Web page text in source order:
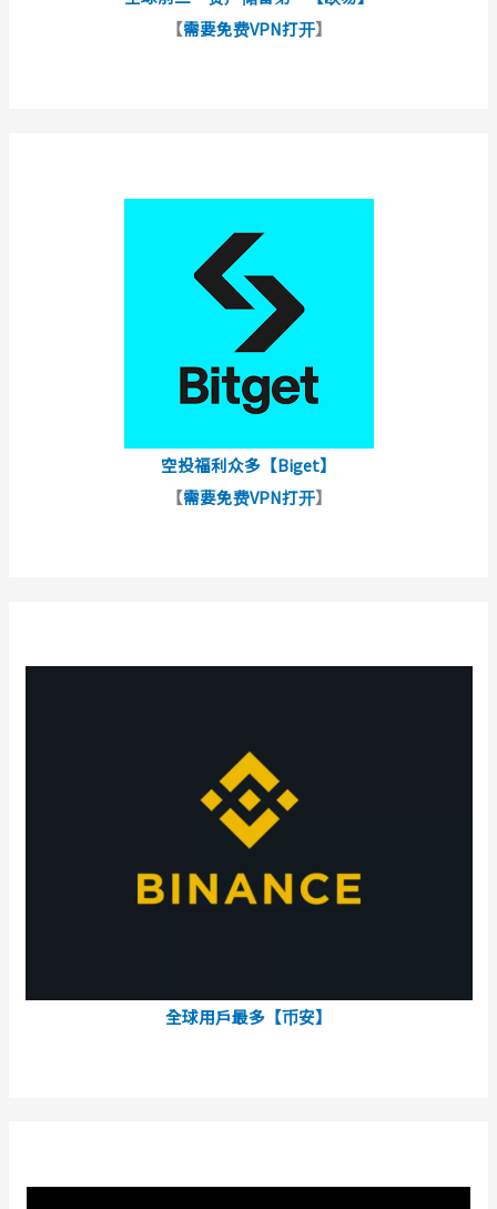
【需要免费VPN打开】
空投福利众多【Biget】
【需要免费VPN打开】
全球用戶最多【币安】